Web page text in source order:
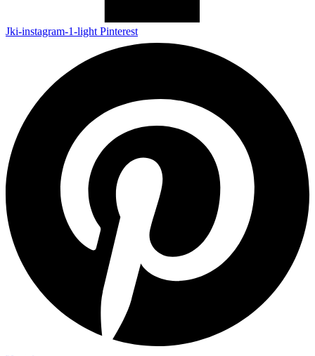
Jki-instagram-1-light Pinterest